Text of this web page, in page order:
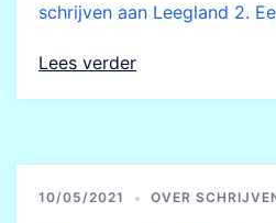
schrijven aan Leegland 2.
Lees verder
10/05/2021 OVER